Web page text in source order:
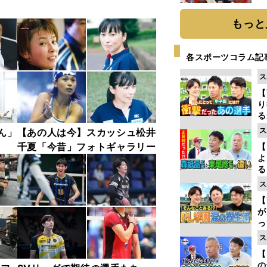
」
【あの人は今】スカッシュ松井
千夏「今昔」フォトギャラリー
もっ
各スポーツコラム記